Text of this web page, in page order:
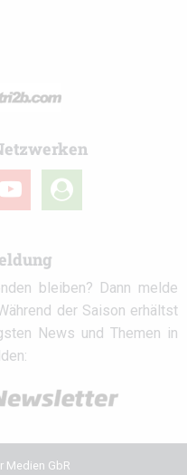
user-
circle
bleiben? Dann melde
der Saison erhältst
News und Themen in
Medien GbR